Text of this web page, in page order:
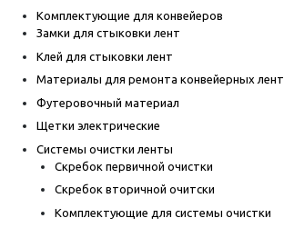
Комплектующие для конвейеров
Замки для стыковки лент
Клей для стыковки лент
Материалы для ремонта конвейерных лент
Футеровочный материал
Щетки электрические
Системы очистки ленты
Скребок первичной очистки
Скребок вторичной очитски
Комплектующие для системы очистки